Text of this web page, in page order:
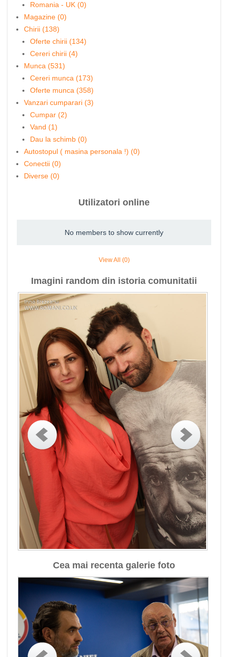
Romania - UK (0)
Magazine (0)
Chirii (138)
Oferte chirii (134)
Cereri chirii (4)
Munca (531)
Cereri munca (173)
Oferte munca (358)
Vanzari cumparari (3)
Cumpar (2)
Vand (1)
Dau la schimb (0)
Autostopul ( masina personala !) (0)
Conectii (0)
Diverse (0)
Utilizatori online
No members to show currently
View All (0)
Imagini random din istoria comunitatii
Cea mai recenta galerie foto